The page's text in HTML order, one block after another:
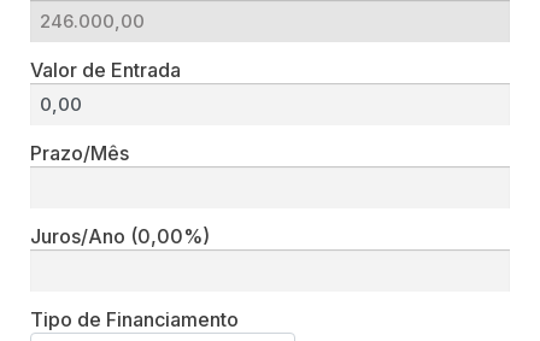
Valor de Entrada
Prazo/Mês
Juros/Ano (0,00%)
Tipo de Financiamento